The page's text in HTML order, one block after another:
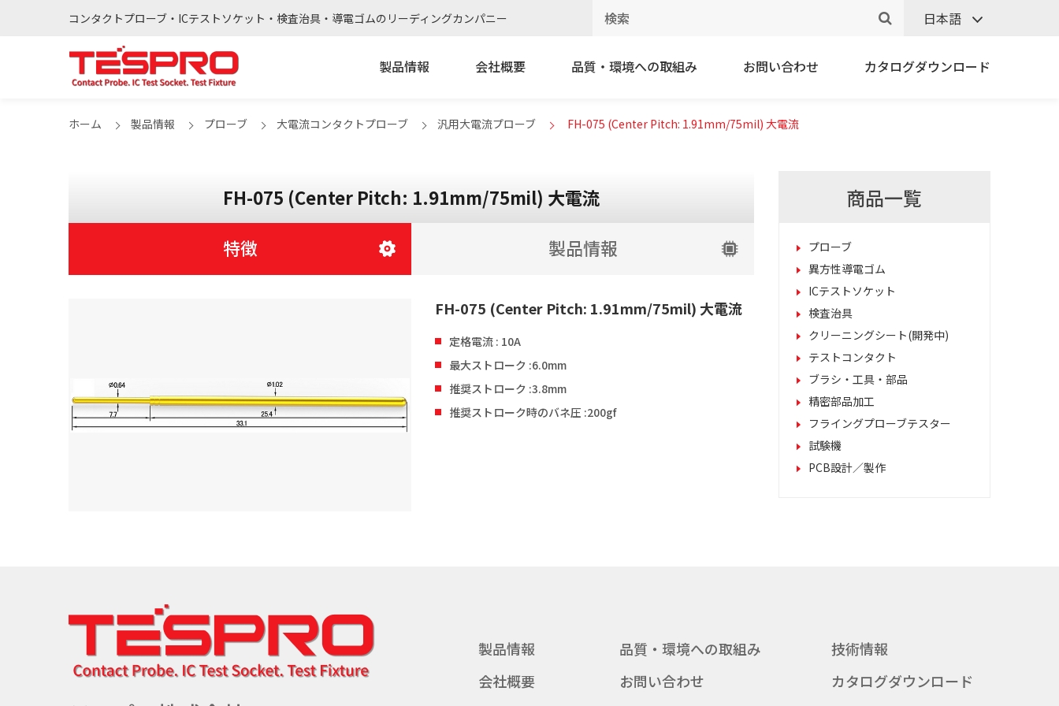
コンタクトプローブ・ICテストソケット・検査治具・導電ゴムのリーディングカンパニー 日本語
製品情報 会社概要 品質・環境への取組み お問い合わせ カタログダウンロード
ホーム 製品情報 プローブ 大電流コンタクトプローブ 汎用大電流プローブ FH-075 (Center Pitch: 1.91mm/75mil) 大電流
FH-075 (Center Pitch: 1.91mm/75mil) 大電流
特徴
製品情報
FH-075 (Center Pitch: 1.91mm/75mil) 大電流
定格電流 : 10A
最大ストローク :6.0mm
推奨ストローク :3.8mm
推奨ストローク時のバネ圧 :200gf
商品一覧
プローブ
異方性導電ゴム
ICテストソケット
検査治具
クリーニングシート(開発中)
テストコンタクト
ブラシ・工具・部品
精密部品加工
フライングプローブテスター
試験機
PCB設計／製作
製品情報 品質・環境への取組み
技術情報
会社概要
お問い合わせ カタログダウンロード